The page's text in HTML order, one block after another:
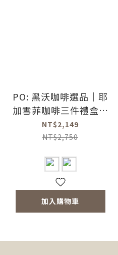
PO: 黑沃咖啡選品｜耶
加雪菲咖啡三件禮盒組
(手沖壺-共2色/醇泡保
溫杯-共2色)
NT$2,149
NT$2,750
加入購物車